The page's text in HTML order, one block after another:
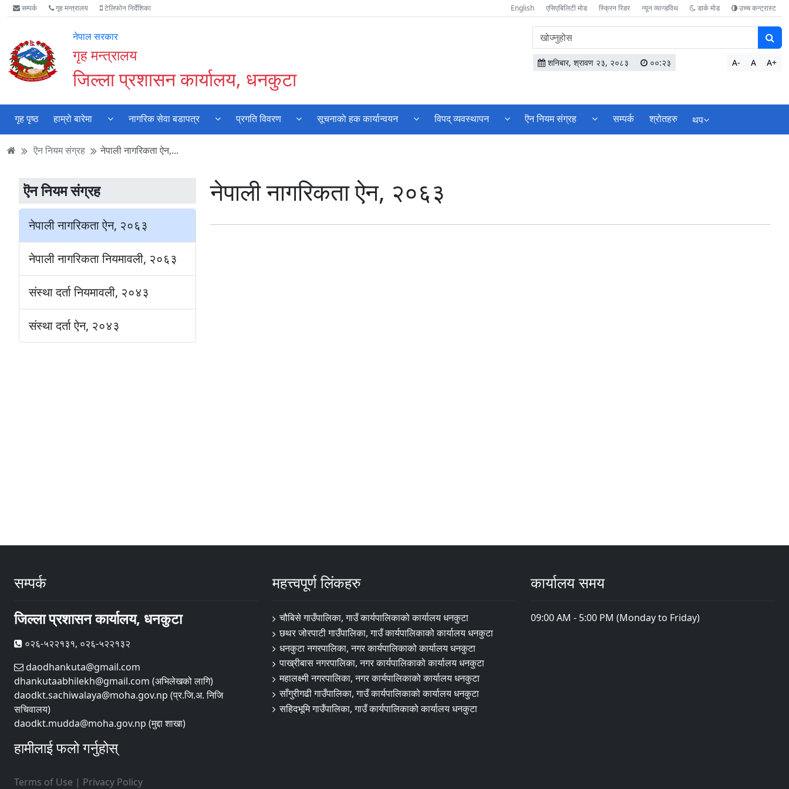
Accessibility
Mode
गर्नुहोस्
मुख्य
सामाग्री
मुख्य
नेभिगेसन
वेबसाइट
खोजमा
सम्पर्क गृह मन्त्रालय टेलिफोन निर्देशिका English एसिएबिलिटी मोड स्क्रिन रिडर न्यून व्यान्डविथ डार्क मोड उच्च कन्ट्रास्ट
नेपाल सरकार
गृह मन्त्रालय
जिल्ला प्रशासन कार्यालय, धनकुटा
वेबसाइटमा
सामग्री
खोज्नुहोस
शनिबार, श्रावण २३, २०८३ ००:२३ A- A A+
गृह पृष्ठ हाम्रो बारेमा नागरिक सेवा बडापत्र प्रगति विवरण सूचनाकाे हक कार्यान्वयन विपद् व्यवस्थापन ऎन नियम संग्रह सम्पर्क श्रोतहरु थप
ऎन नियम संग्रह नेपाली नागरिकता ऐन,...
ऎन नियम संग्रह
नेपाली नागरिकता ऐन, २०६३
नेपाली नागरिकता नियमावली, २०६३
संस्था दर्ता नियमावली, २०४३
संस्था दर्ता ऐन, २०४३
नेपाली नागरिकता ऐन, २०६३
सम्पर्क
जिल्ला प्रशासन कार्यालय, धनकुटा
०२६-५२२१३१, ०२६-५२२१३२
daodhankuta@gmail.com
dhankutaabhilekh@gmail.com (अभिलेखको लागि)
daodkt.sachiwalaya@moha.gov.np (प्र.जि.अ. निजि
सचिवालय)
daodkt.mudda@moha.gov.np (मुद्दा शाखा)
हामीलाई फलो गर्नुहोस्
Terms of Use | Privacy Policy
महत्त्वपूर्ण लिंकहरु
चौबिसे गाउँपालिका, गाउँ कार्यपालिकाको कार्यालय धनकुटा
छथर जोरपाटी गाउँपालिका, गाउँ कार्यपालिकाको कार्यालय धनकुटा
धनकुटा नगरपालिका, नगर कार्यपालिकाको कार्यालय धनकुटा
पाख्रीबास नगरपालिका, नगर कार्यपालिकाको कार्यालय धनकुटा
महालक्ष्मी नगरपालिका, नगर कार्यपालिकाको कार्यालय धनकुटा
साँगुरीगढी गाउँपालिका, गाउँ कार्यपालिकाको कार्यालय धनकुटा
सहिदभूमि गाउँपालिका, गाउँ कार्यपालिकाको कार्यालय धनकुटा
कार्यालय समय
09:00 AM - 5:00 PM (Monday to Friday)